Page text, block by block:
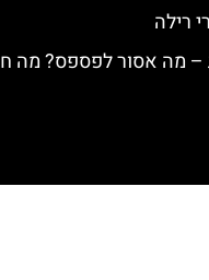
רילה
– מה אסור לפספס? מה